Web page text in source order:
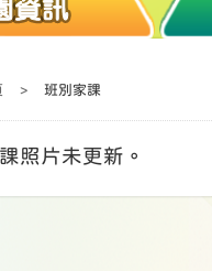
資訊
> 班別家課
照片未更新。